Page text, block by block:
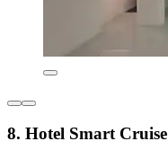
8. Hotel Smart Cruise